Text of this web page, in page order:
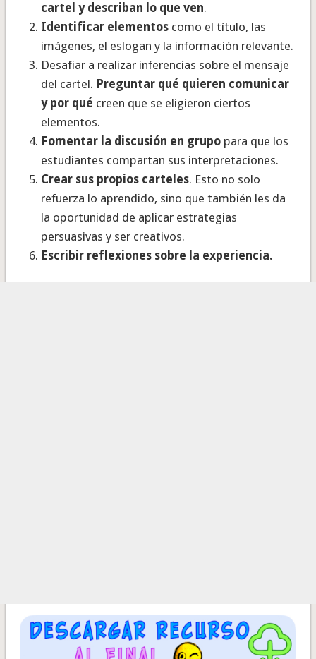
cartel y describan lo que ven.
Identificar elementoscomo el título, las
imágenes, el eslogan y la información relevante.
Desafiar a realizar inferencias sobre el mensaje
del cartel. Preguntar qué quieren comunicar
y por qué creen que se eligieron ciertos
elementos.
Fomentar la discusión en grupo para que los
estudiantes compartan sus interpretaciones.
Crear sus propios carteles. Esto no solo
refuerza lo aprendido, sino que también les da
la oportunidad de aplicar estrategias
persuasivas y ser creativos.
Escribir reflexiones sobre la experiencia.